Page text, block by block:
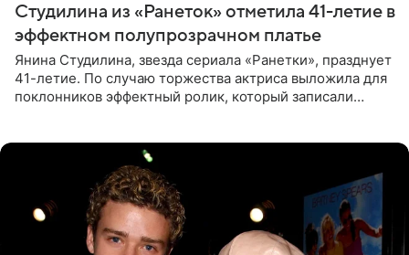
Студилина из «Ранеток» отметила 41-летие в
эффектном полупрозрачном платье
Янина Студилина, звезда сериала «Ранетки», празднует
41-летие. По случаю торжества актриса выложила для
поклонников эффектный ролик, который записали